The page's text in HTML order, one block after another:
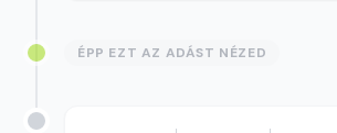
ÉPP EZT AZ ADÁST NÉZED